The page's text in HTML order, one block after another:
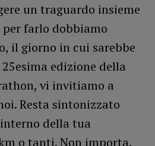
un traguardo insieme
farlo dobbiamo
il giorno in cui sarebbe
edizione della
vi invitiamo a
Resta sintonizzato
della tua
o tanti. Non importa.